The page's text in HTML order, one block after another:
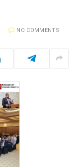
NO COMMENTS